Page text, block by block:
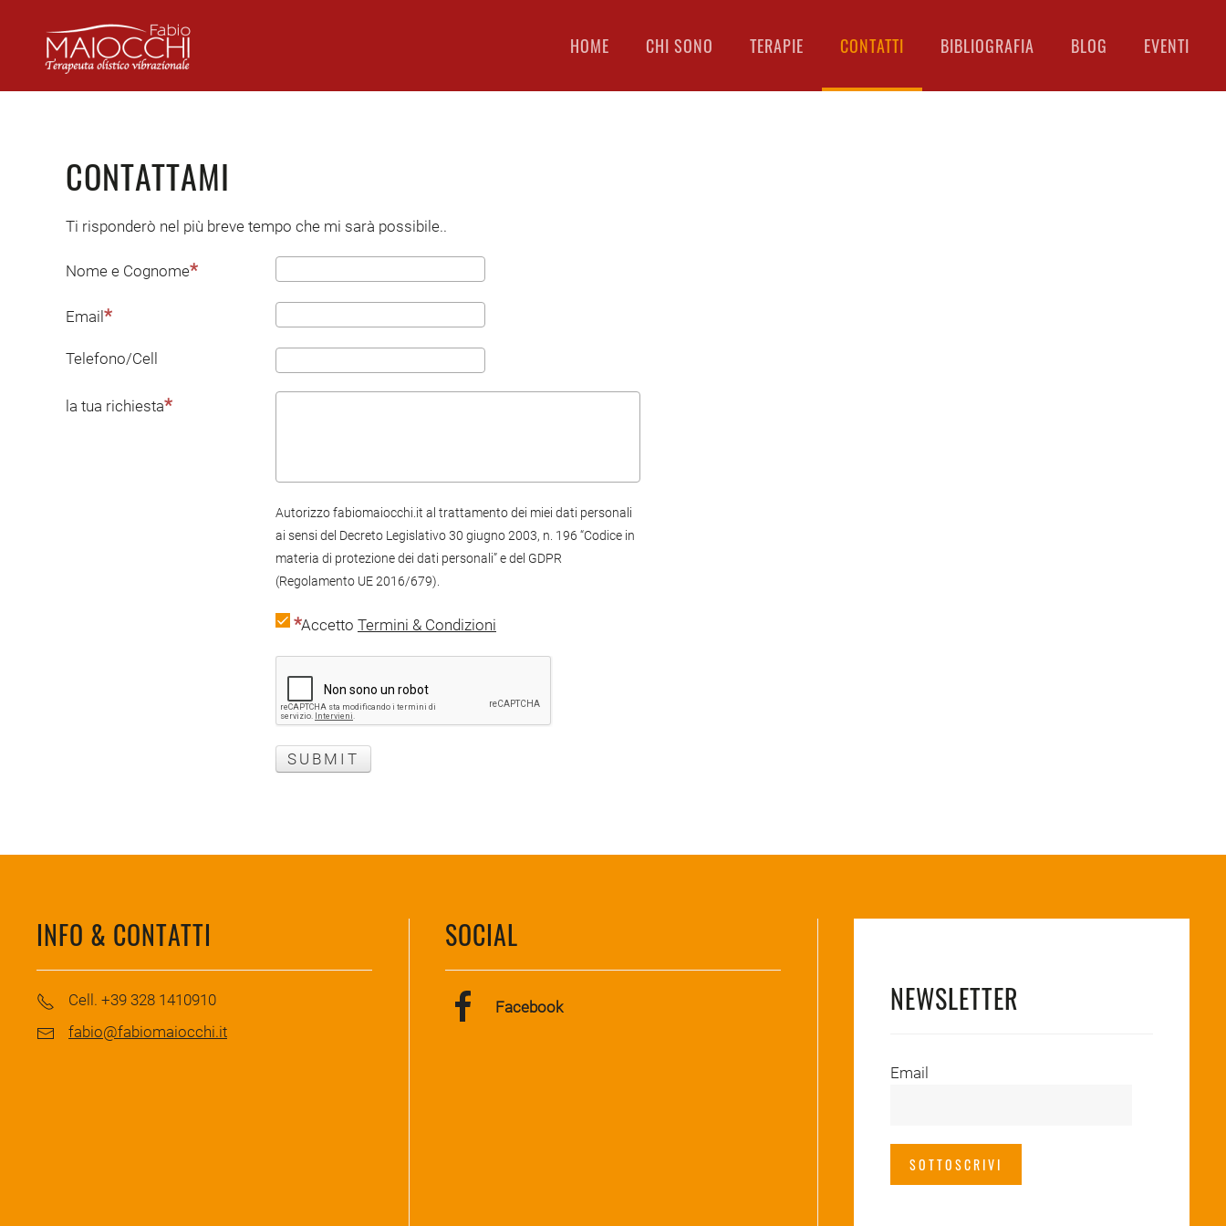
Skip to main content HOME CHI SONO TERAPIE CONTATTI BIBLIOGRAFIA BLOG EVENTI
CONTATTAMI
Ti risponderò nel più breve tempo che mi sarà possibile..
Nome e Cognome
Email
Telefono/Cell
la tua richiesta
Autorizzo fabiomaiocchi.it al trattamento dei miei dati personali
ai sensi del Decreto Legislativo 30 giugno 2003, n. 196 “Codice in
materia di protezione dei dati personali” e del GDPR
(Regolamento UE 2016/679).
Accetto Termini & Condizioni
SUBMIT
INFO & CONTATTI
Cell. +39 328 1410910
fabio@fabiomaiocchi.it
SOCIAL
Facebook NEWSLETTER
Email